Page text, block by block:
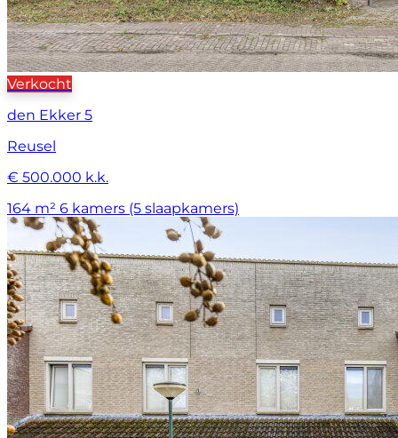
Verkocht
den Ekker 5
Reusel
€ 500.000 k.k.
164 m² 6 kamers (5 slaapkamers)